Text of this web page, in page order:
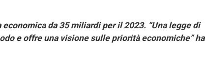
da 35 miliardi per il 2023. “Una legge di
e offre una visione sulle priorità economiche” ha